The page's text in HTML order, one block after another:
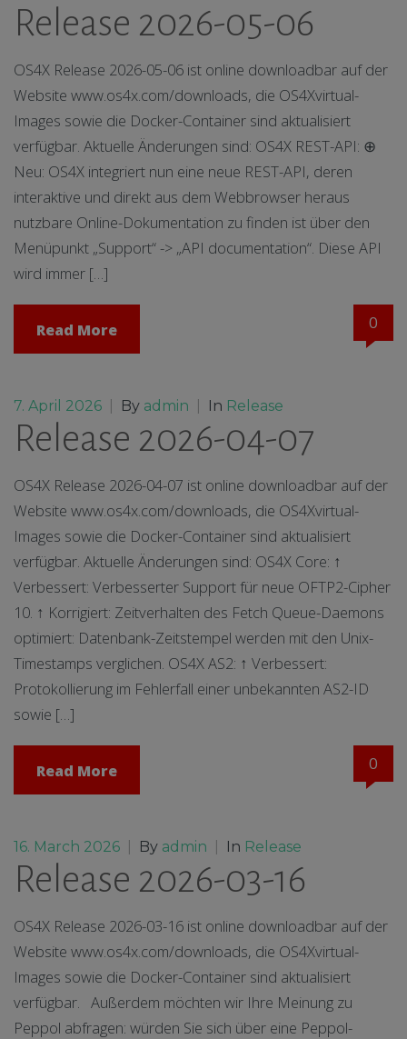
Release 2026-05-06
OS4X Release 2026-05-06 ist online downloadbar auf der
Website www.os4x.com/downloads, die OS4Xvirtual-
Images sowie die Docker-Container sind aktualisiert
verfügbar. Aktuelle Änderungen sind: OS4X REST-API: ⊕
Neu: OS4X integriert nun eine neue REST-API, deren
interaktive und direkt aus dem Webbrowser heraus
nutzbare Online-Dokumentation zu finden ist über den
Menüpunkt „Support“ -> „API documentation“. Diese API
wird immer […]
Read More 0
7. April 2026 By admin In Release
Release 2026-04-07
OS4X Release 2026-04-07 ist online downloadbar auf der
Website www.os4x.com/downloads, die OS4Xvirtual-
Images sowie die Docker-Container sind aktualisiert
verfügbar. Aktuelle Änderungen sind: OS4X Core: ↑
Verbessert: Verbesserter Support für neue OFTP2-Cipher
10. ↑ Korrigiert: Zeitverhalten des Fetch Queue-Daemons
optimiert: Datenbank-Zeitstempel werden mit den Unix-
Timestamps verglichen. OS4X AS2: ↑ Verbessert:
Protokollierung im Fehlerfall einer unbekannten AS2-ID
sowie […]
Read More 0
16. March 2026 By admin In Release
Release 2026-03-16
OS4X Release 2026-03-16 ist online downloadbar auf der
Website www.os4x.com/downloads, die OS4Xvirtual-
Images sowie die Docker-Container sind aktualisiert
verfügbar. Außerdem möchten wir Ihre Meinung zu
Peppol abfragen: würden Sie sich über eine Peppol-